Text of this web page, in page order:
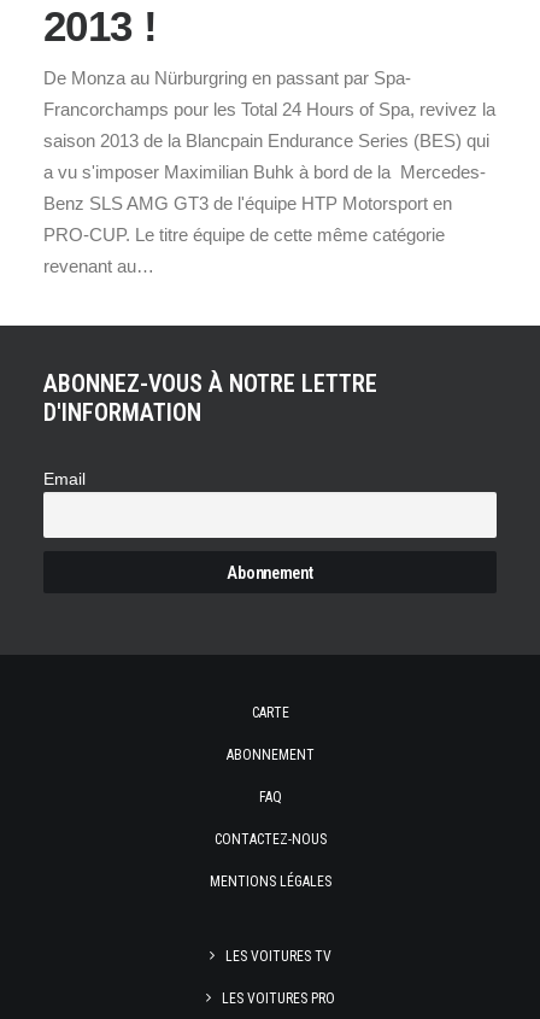
2013 !
De Monza au Nürburgring en passant par Spa-
Francorchamps pour les Total 24 Hours of Spa, revivez la
saison 2013 de la Blancpain Endurance Series (BES) qui
a vu s'imposer Maximilian Buhk à bord de la Mercedes-
Benz SLS AMG GT3 de l'équipe HTP Motorsport en
PRO-CUP. Le titre équipe de cette même catégorie
revenant au…
ABONNEZ-VOUS À NOTRE LETTRE
D'INFORMATION
Email
CARTE
ABONNEMENT
FAQ
CONTACTEZ-NOUS
MENTIONS LÉGALES
LES VOITURES TV
LES VOITURES PRO